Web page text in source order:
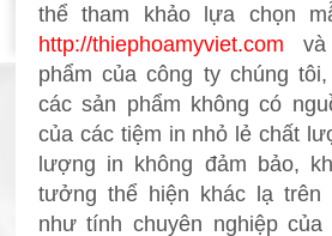
thể tham khảo lựa chọn
http://thiephoamyviet.com và
phẩmcủa công ty chúng
các sản phẩm không có
của các tiệm in nhỏ lẻ chất
lượng in không đảm bảo,
tưởng thể hiện khác lạ trên
như tính chuyên nghiệp